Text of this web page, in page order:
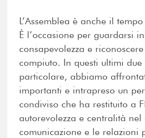
L’Assemblea è anche il
È l’occasione per guardarsi
consapevolezza e
compiuto. In questi ultimi
particolare, abbiamo
importanti e intrapreso un
condiviso che ha restituito a
autorevolezza e centralità
comunicazione e le relazioni